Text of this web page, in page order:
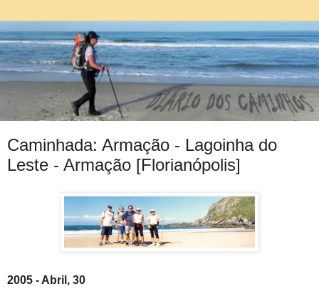
Caminhada: Armação - Lagoinha do
Leste - Armação [Florianópolis]
2005 - Abril, 30